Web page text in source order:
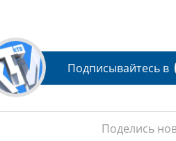
Подписывайтесь в
Поделись